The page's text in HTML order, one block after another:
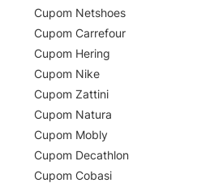
Cupom Netshoes
Cupom Carrefour
Cupom Hering
Cupom Nike
Cupom Zattini
Cupom Natura
Cupom Mobly
Cupom Decathlon
Cupom Cobasi